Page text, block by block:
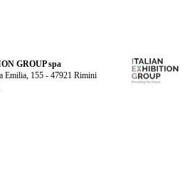
GROUP spa
Emilia, 155 - 47921 Rimini